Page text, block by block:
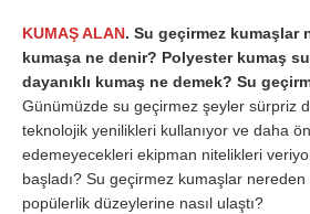
KUMAŞ ALAN. Su geçirmez kumaşlar
kumaşa ne denir? Polyester kumaş
dayanıklı kumaş ne demek? Su
Günümüzde su geçirmez şeyler sürpriz
teknolojik yenilikleri kullanıyor ve daha
edemeyecekleri ekipman nitelikleri
başladı? Su geçirmez kumaşlar
popülerlik düzeylerine nasıl ulaştı?